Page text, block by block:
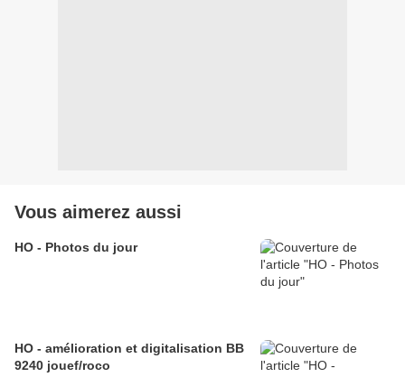
Vous aimerez aussi
HO - Photos du jour
HO - amélioration et digitalisation BB
9240 jouef/roco